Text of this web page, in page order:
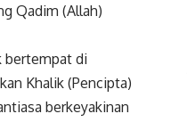
Qadim (Allah)
bertempat di
Khalik (Pencipta)
berkeyakinan